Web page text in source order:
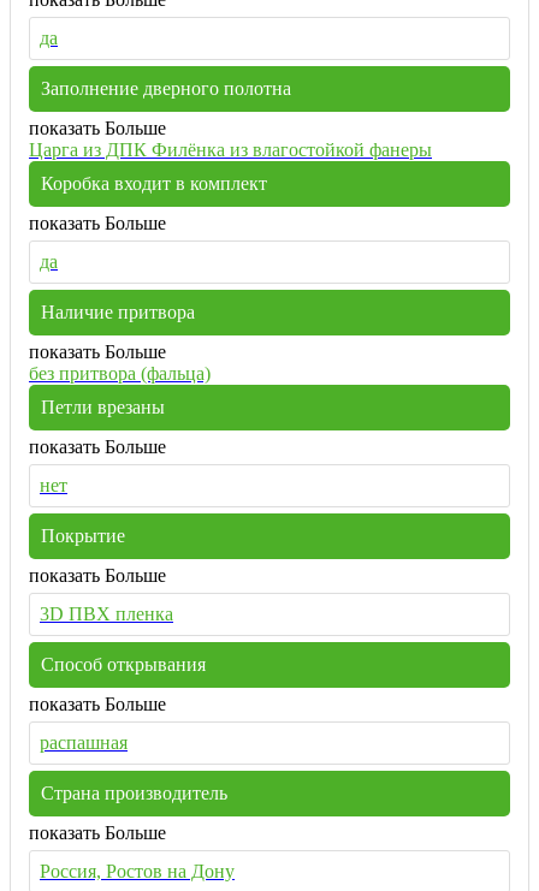
да
Заполнение дверного полотна
показать Больше
Царга из ДПК Филёнка из влагостойкой фанеры
Коробка входит в комплект
показать Больше
да
Наличие притвора
показать Больше
без притвора (фальца)
Петли врезаны
показать Больше
нет
Покрытие
показать Больше
3D ПВХ пленка
Способ открывания
показать Больше
распашная
Страна производитель
показать Больше
Россия, Ростов на Дону